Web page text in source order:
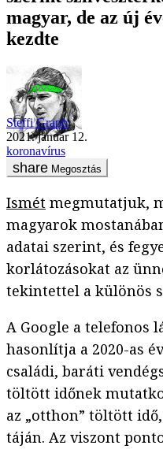
magyar, de az új
kezdte
Steffi Graph
2021. január 12.
koronavírus
Megosztás
Ismét megmutatjuk,
magyarok
adatai szerint, és
korlátozásokat az
tekintettel a különös
A Google a telefonos
hasonlítja a 2020-as
családi, baráti
töltött időnek
az „otthon” töltött
táján. Az viszont